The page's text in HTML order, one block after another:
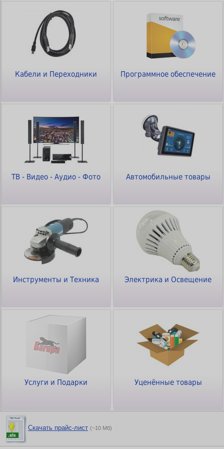
Кабели и Переходники Программное обеспечение
ТВ - Видео - Аудио - Фото Автомобильные товары
Инструменты и Техника Электрика и Освещение
Услуги и Подарки Уценённые товары
Скачать прайс-лист (~10 Мб)